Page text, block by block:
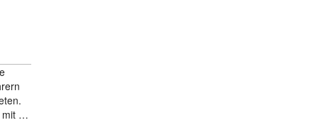
mit …